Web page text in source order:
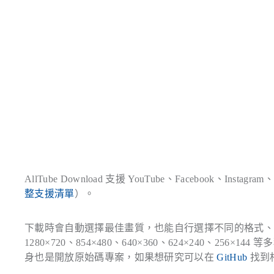
AllTube Download 支援 YouTube、Facebook、
整支援清單）。
下載時會自動選擇最佳畫質，也能自行選擇不同的格式
1280×720、854×480、640×360、624×240、256×144
身也是開放原始碼專案，如果想研究可以在GitHub 找到